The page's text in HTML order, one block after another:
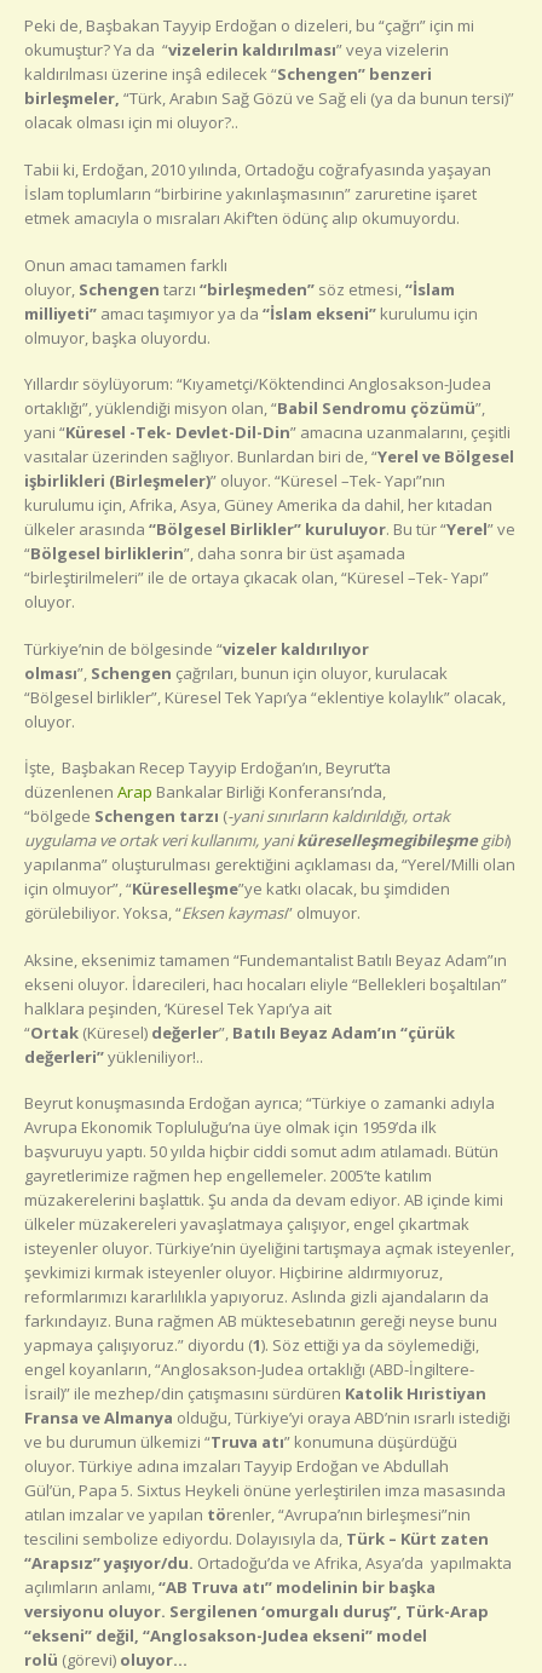
Peki de, Başbakan Tayyip Erdoğan o dizeleri, bu “çağrı” için mi
okumuştur? Ya da “vizelerin kaldırılması” veya vizelerin
kaldırılması üzerine inşâ edilecek “Schengen” benzeri
birleşmeler, “Türk, Arabın Sağ Gözü ve Sağ eli (ya da bunun tersi)”
olacak olması için mi oluyor?..
Tabii ki, Erdoğan, 2010 yılında, Ortadoğu coğrafyasında yaşayan
İslam toplumların “birbirine yakınlaşmasının” zaruretine işaret
etmek amacıyla o mısraları Akif’ten ödünç alıp okumuyordu.
Onun amacı tamamen farklı
oluyor, Schengen tarzı “birleşmeden” söz etmesi, “İslam
milliyeti” amacı taşımıyor ya da “İslam ekseni” kurulumu için
olmuyor, başka oluyordu.
Yıllardır söylüyorum: “Kıyametçi/Köktendinci Anglosakson-Judea
ortaklığı”, yüklendiği misyon olan, “Babil Sendromu çözümü”,
yani “Küresel -Tek- Devlet-Dil-Din” amacına uzanmalarını, çeşitli
vasıtalar üzerinden sağlıyor. Bunlardan biri de, “Yerel ve Bölgesel
işbirlikleri (Birleşmeler)” oluyor. “Küresel –Tek- Yapı”nın
kurulumu için, Afrika, Asya, Güney Amerika da dahil, her kıtadan
ülkeler arasında “Bölgesel Birlikler” kuruluyor. Bu tür “Yerel” ve
“Bölgesel birliklerin”, daha sonra bir üst aşamada
“birleştirilmeleri” ile de ortaya çıkacak olan, “Küresel –Tek- Yapı”
oluyor.
Türkiye’nin de bölgesinde “vizeler kaldırılıyor
olması”, Schengen çağrıları, bunun için oluyor, kurulacak
“Bölgesel birlikler”, Küresel Tek Yapı’ya “eklentiye kolaylık” olacak,
oluyor.
İşte, Başbakan Recep Tayyip Erdoğan’ın, Beyrut’ta
düzenlenen Arap Bankalar Birliği Konferansı’nda,
“bölgede Schengen tarzı (-yani sınırların kaldırıldığı, ortak
uygulama ve ortak veri kullanımı, yaniküreselleşmegibileşmegibi)
yapılanma” oluşturulması gerektiğini açıklaması da, “Yerel/Milli olan
için olmuyor”, “Küreselleşme”ye katkı olacak, bu şimdiden
görülebiliyor. Yoksa, “Eksen kayması” olmuyor.
Aksine, eksenimiz tamamen “Fundemantalist Batılı Beyaz Adam”ın
ekseni oluyor. İdarecileri, hacı hocaları eliyle “Bellekleri boşaltılan”
halklara peşinden, ‘Küresel Tek Yapı’ya ait
“Ortak (Küresel) değerler”, Batılı Beyaz Adam’ın “çürük
değerleri”yükleniliyor!..
Beyrut konuşmasında Erdoğan ayrıca; “Türkiye o zamanki adıyla
Avrupa Ekonomik Topluluğu’na üye olmak için 1959’da ilk
başvuruyu yaptı. 50 yılda hiçbir ciddi somut adım atılamadı. Bütün
gayretlerimize rağmen hep engellemeler. 2005’te katılım
müzakerelerini başlattık. Şu anda da devam ediyor. AB içinde kimi
ülkeler müzakereleri yavaşlatmaya çalışıyor, engel çıkartmak
isteyenler oluyor. Türkiye’nin üyeliğini tartışmaya açmak isteyenler,
şevkimizi kırmak isteyenler oluyor. Hiçbirine aldırmıyoruz,
reformlarımızı kararlılıkla yapıyoruz. Aslında gizli ajandaların da
farkındayız. Buna rağmen AB müktesebatının gereği neyse bunu
yapmaya çalışıyoruz.” diyordu (1). Söz ettiği ya da söylemediği,
engel koyanların, “Anglosakson-Judea ortaklığı (ABD-İngiltere-
İsrail)” ile mezhep/din çatışmasını sürdüren Katolik Hıristiyan
Fransa ve Almanya olduğu, Türkiye’yi oraya ABD’nin ısrarlı istediği
ve bu durumun ülkemizi “Truva atı” konumuna düşürdüğü
oluyor. Türkiye adına imzaları Tayyip Erdoğan ve Abdullah
Gül’ün, Papa 5. Sixtus Heykeli önüne yerleştirilen imza masasında
atılan imzalar ve yapılan törenler, “Avrupa’nın birleşmesi”nin
tescilini sembolize ediyordu. Dolayısıyla da, Türk – Kürt zaten
“Arapsız” yaşıyor/du. Ortadoğu’da ve Afrika, Asya’da yapılmakta
açılımların anlamı,“AB Truva atı” modelinin bir başka
versiyonu oluyor. Sergilenen ‘omurgalı duruş”, Türk-Arap
“ekseni” değil, “Anglosakson-Judea ekseni” model
rolü (görevi) oluyor…